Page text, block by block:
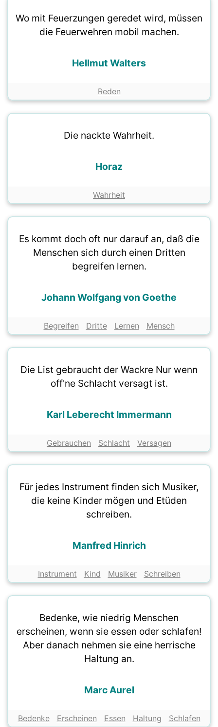
Wo mit Feuerzungen geredet wird, müssen
die Feuerwehren mobil machen.
Hellmut Walters
Reden
Die nackte Wahrheit.
Horaz
Wahrheit
Es kommt doch oft nur darauf an, daß die
Menschen sich durch einen Dritten
begreifen lernen.
Johann Wolfgang von Goethe
Begreifen Dritte Lernen Mensch
Die List gebraucht der Wackre Nur wenn
off'ne Schlacht versagt ist.
Karl Leberecht Immermann
Gebrauchen Schlacht Versagen
Für jedes Instrument finden sich Musiker,
die keine Kinder mögen und Etüden
schreiben.
Manfred Hinrich
Instrument Kind Musiker Schreiben
Bedenke, wie niedrig Menschen
erscheinen, wenn sie essen oder schlafen!
Aber danach nehmen sie eine herrische
Haltung an.
Marc Aurel
Bedenke Erscheinen Essen Haltung Schlafen